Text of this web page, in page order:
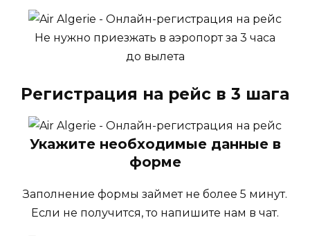
Не нужно приезжать в аэропорт за 3 часа
до вылета
Регистрация на рейс в 3 шага
Укажите необходимые данные в
форме
Заполнение формы займет не более 5 минут.
Если не получится, то напишите нам в чат.